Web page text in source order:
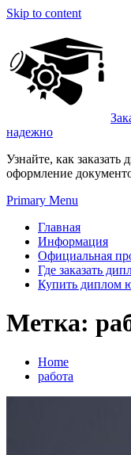
Skip to content
надежно
Узнайте, как
оформление
Primary Menu
Главная
Информация
Официальная
Где заказать
Купить диплом
Метка:
Home
работа